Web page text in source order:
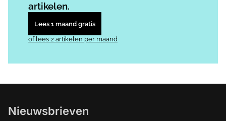
artikelen.
Lees 1 maand gratis
of lees 2 artikelen per maand
Nieuwsbrieven